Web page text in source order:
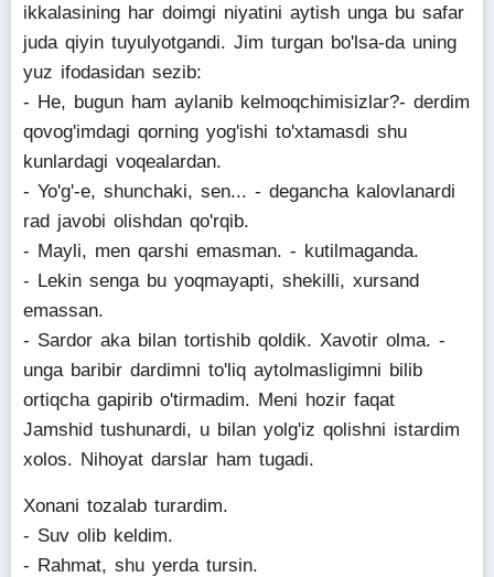
ikkalasining har doimgi niyatini aytish unga bu safar
juda qiyin tuyulyotgandi. Jim turgan bo'lsa-da uning
yuz ifodasidan sezib:
- He, bugun ham aylanib kelmoqchimisizlar?- derdim
qovog'imdagi qorning yog'ishi to'xtamasdi shu
kunlardagi voqealardan.
- Yo'g'-e, shunchaki, sen... - degancha kalovlanardi
rad javobi olishdan qo'rqib.
- Mayli, men qarshi emasman. - kutilmaganda.
- Lekin senga bu yoqmayapti, shekilli, xursand
emassan.
- Sardor aka bilan tortishib qoldik. Xavotir olma. -
unga baribir dardimni to'liq aytolmasligimni bilib
ortiqcha gapirib o'tirmadim. Meni hozir faqat
Jamshid tushunardi, u bilan yolg'iz qolishni istardim
xolos. Nihoyat darslar ham tugadi.
Xonani tozalab turardim.
- Suv olib keldim.
- Rahmat, shu yerda tursin.